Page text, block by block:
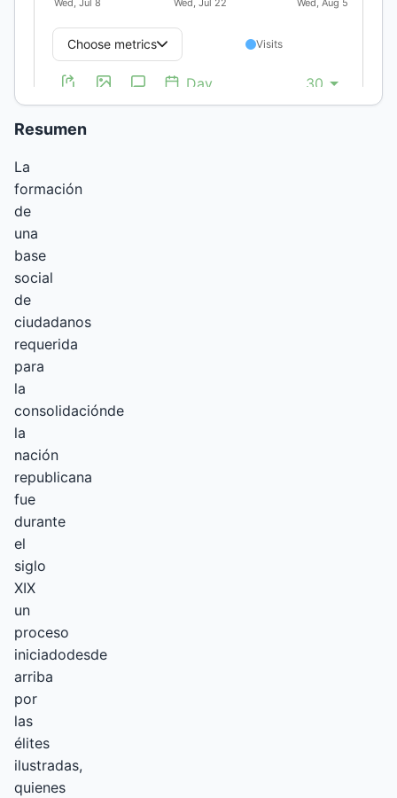
Desierto,
Invisibilización,
Cuestión
indígena
Resumen
La
formación
de
una
base
social
de
ciudadanos
requerida
para
la
consolidaciónde
la
nación
republicana
fue
durante
el
siglo
XIX
un
proceso
iniciadodesde
arriba
por
las
élites
ilustradas,
quienes